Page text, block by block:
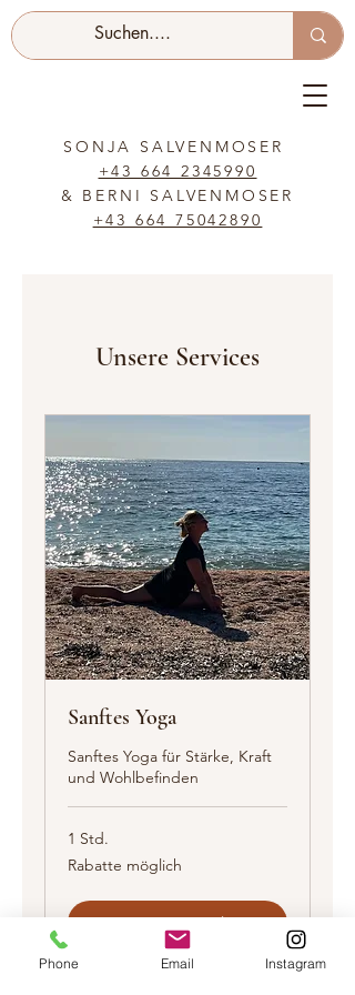
SONJA SALVENMOSER
+43 664 2345990
& BERNI SALVENMOSER
+43 664 75042890
Unsere Services
Sanftes Yoga
Sanftes Yoga für Stärke, Kraft
und Wohlbefinden
1 Std.
Rabatte
möglich
Rabatte möglich
Weitere Details
Phone Email Instagram